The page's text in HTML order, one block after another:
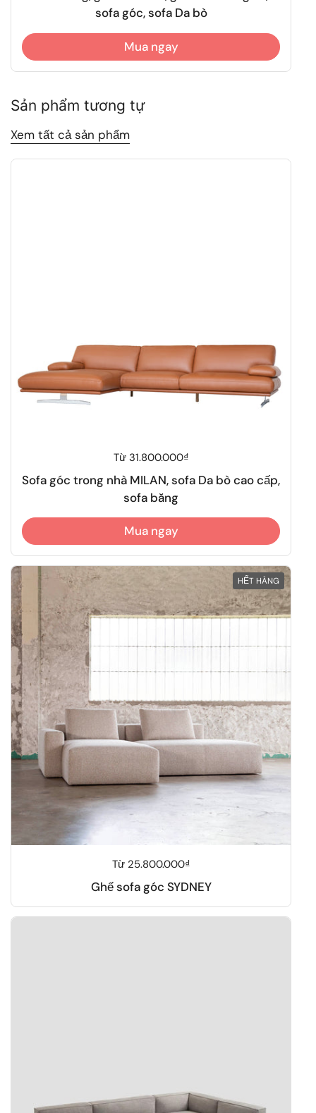
sofa góc, sofa Da bò
Mua ngay
Sản phẩm tương tự
Xem tất cả sản phẩm
Giá thông thường
Từ 31.800.000₫
Sofa góc trong nhà MILAN, sofa Da bò cao cấp,
sofa băng
Mua ngay
Giá thông thường
Từ 25.800.000₫
Ghế sofa góc SYDNEY
HẾT HÀNG